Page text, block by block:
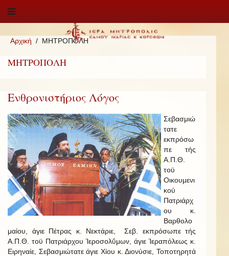
Αρχική ΜΗΤΡΟΠΟΛΗ
ΜΗΤΡΟΠΟΛΗ
Ενθρονιστήριος Λόγος
Σεβασμιώ
τατε
εκπρόσω
πε τής
Α.Π.Θ.
τοϋ
Οικουμενι
κού
Πατριάρχ
ου κ.
Βαρθολο
μαίου, άγιε Πέτρας κ. Νεκτάριε, Σεβ. εκπρόσωπε τής
Α.Π.Θ. τοϋ Πατριάρχου Ίεροσολΰμων, άγιε Ίεραπόλεως κ.
Ειρηναίε, Σεβασμιώτατε άγιε Χίου κ. Διονύσιε, Τοποτηρητά